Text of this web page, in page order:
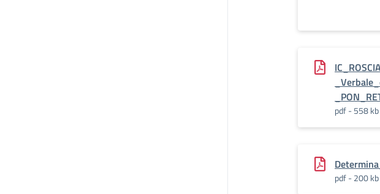
pdf - 558 kb
pdf - 200 kb